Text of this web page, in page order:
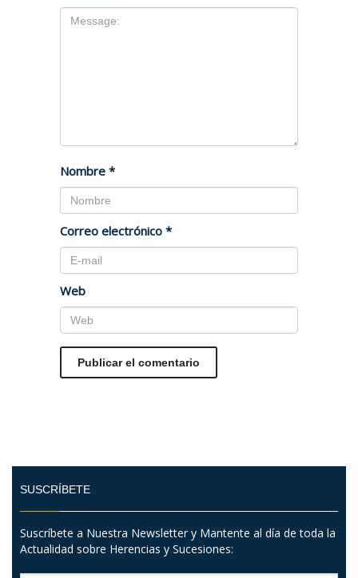
Nombre *
Correo electrónico *
Web
SUSCRÍBETE
Suscríbete a Nuestra Newsletter y Mantente al día de toda la
Actualidad sobre Herencias y Sucesiones: